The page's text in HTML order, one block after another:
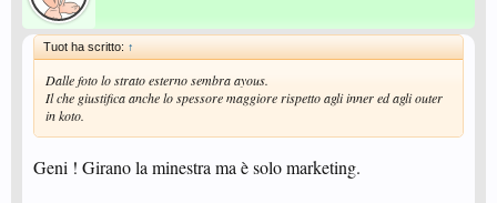
Tuot ha scritto: ↑
Dalle foto lo strato esterno sembra ayous.
Il che giustifica anche lo spessore maggiore rispetto agli inner ed agli outer
in koto.
Geni ! Girano la minestra ma è solo marketing.